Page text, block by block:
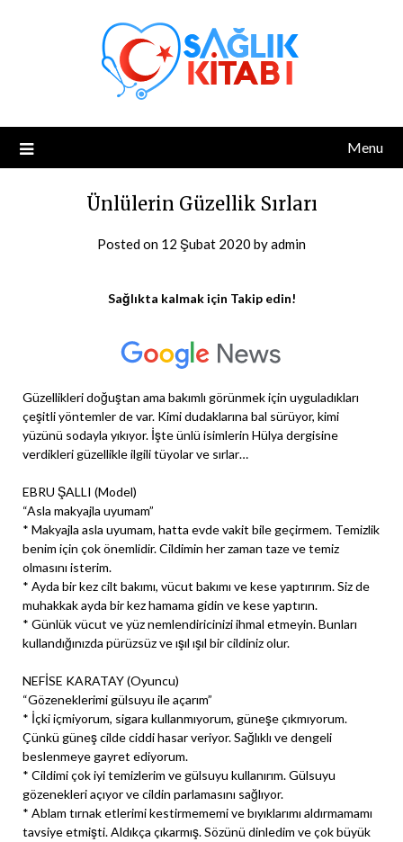
Menu
Ünlülerin Güzellik Sırları
Posted on 12 Şubat 2020 byadmin
Sağlıkta kalmak için Takip edin!
Güzellikleri doğuştan ama bakımlı görünmek için uyguladıkları
çeşitli yöntemler de var. Kimi dudaklarına bal sürüyor, kimi
yüzünü sodayla yıkıyor. İşte ünlü isimlerin Hülya dergisine
verdikleri güzellikle ilgili tüyolar ve sırlar…
EBRU ŞALLI (Model)
“Asla makyajla uyumam”
* Makyajla asla uyumam, hatta evde vakit bile geçirmem. Temizlik
benim için çok önemlidir. Cildimin her zaman taze ve temiz
olmasını isterim.
* Ayda bir kez cilt bakımı, vücut bakımı ve kese yaptırırım. Siz de
muhakkak ayda bir kez hamama gidin ve kese yaptırın.
* Günlük vücut ve yüz nemlendiricinizi ihmal etmeyin. Bunları
kullandığınızda pürüzsüz ve ışıl ışıl bir cildiniz olur.
NEFİSE KARATAY (Oyuncu)
“Gözeneklerimi gülsuyu ile açarım”
* İçki içmiyorum, sigara kullanmıyorum, güneşe çıkmıyorum.
Çünkü güneş cilde ciddi hasar veriyor. Sağlıklı ve dengeli
beslenmeye gayret ediyorum.
* Cildimi çok iyi temizlerim ve gülsuyu kullanırım. Gülsuyu
gözenekleri açıyor ve cildin parlamasını sağlıyor.
* Ablam tırnak etlerimi kestirmememi ve bıyıklarımı aldırmamamı
tavsiye etmişti. Aldıkça çıkarmış. Sözünü dinledim ve çok büyük